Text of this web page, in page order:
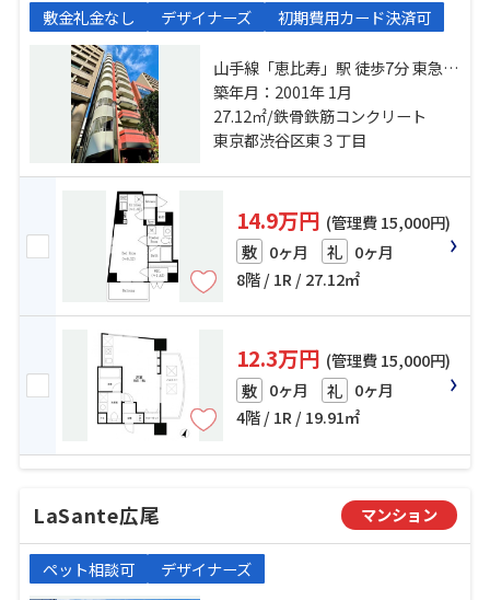
敷金礼金なし デザイナーズ 初期費用カード決済可
山手線「恵比寿」駅 徒歩7分 東急東
横線「代官山」駅 徒歩10分 埼京線
「渋谷」駅 徒歩17分
築年月：2001年 1月
27.12㎡/鉄骨鉄筋コンクリート
東京都渋谷区東３丁目
14.9万円 (管理費 15,000円)
敷 0ヶ月 礼 0ヶ月
8階 / 1R / 27.12㎡
12.3万円 (管理費 15,000円)
敷 0ヶ月 礼 0ヶ月
4階 / 1R / 19.91㎡
LaSante広尾 マンション
ペット相談可 デザイナーズ